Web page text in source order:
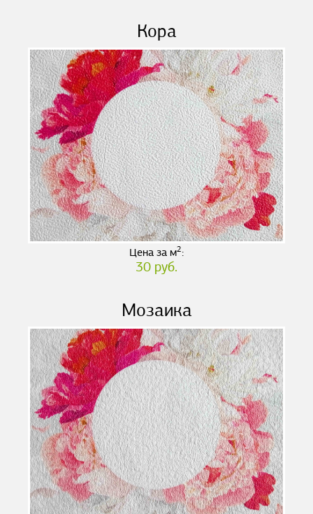
Кора
Цена за м2:
30 руб.
Мозаика